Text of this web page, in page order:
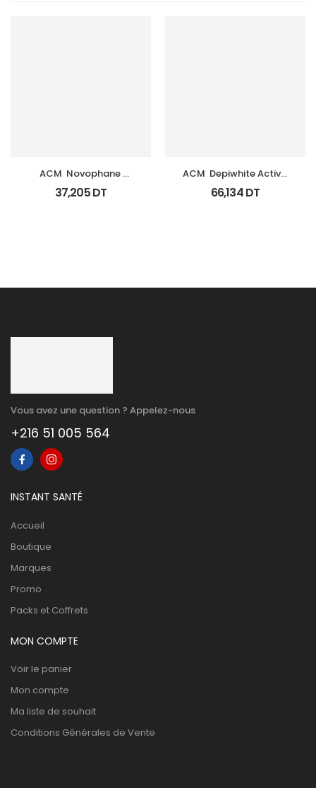
ACM  Novophane
Shampooing Sebo
Regulateur 200Ml
37,205DT
ACM  Depiwhite Active
Gel Unifiant Anti Taches
40Ml
66,134DT
Vous avez une question ? Appelez-nous
+216 51 005 564
INSTANT SANTÉ
Accueil
Boutique
Marques
Promo
Packs et Coffrets
MON COMPTE
Voir le panier
Mon compte
Ma liste de souhait
Conditions Générales de Vente